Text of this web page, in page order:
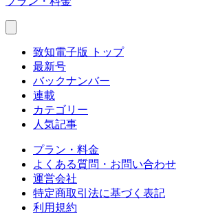
致知電子版 トップ
最新号
バックナンバー
連載
カテゴリー
人気記事
プラン・料金
よくある質問・お問い合わせ
運営会社
特定商取引法に基づく表記
利用規約